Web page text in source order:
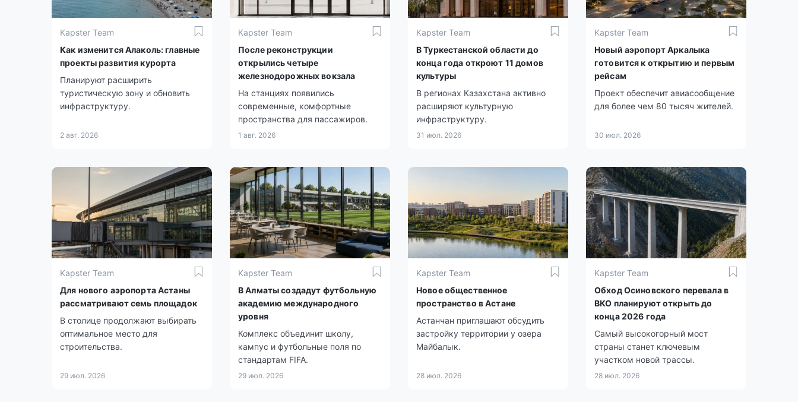
Kapster Team
Как изменится Алаколь: главные
проекты развития курорта
Планируют расширить
туристическую зону и обновить
инфраструктуру.
2 авг. 2026
Kapster Team
После реконструкции
открылись четыре
железнодорожных вокзала
На станциях появились
современные, комфортные
пространства для пассажиров.
1 авг. 2026
Kapster Team
В Туркестанской области до
конца года откроют 11 домов
культуры
В регионах Казахстана активно
расширяют культурную
инфраструктуру.
31 июл. 2026
Kapster Team
Новый аэропорт Аркалыка
готовится к открытию и первым
рейсам
Проект обеспечит авиасообщение
для более чем 80 тысяч жителей.
30 июл. 2026
Kapster Team
Для нового аэропорта Астаны
рассматривают семь площадок
В столице продолжают выбирать
оптимальное место для
строительства.
29 июл. 2026
Kapster Team
В Алматы создадут футбольную
академию международного
уровня
Комплекс объединит школу,
кампус и футбольные поля по
стандартам FIFA.
29 июл. 2026
Kapster Team
Новое общественное
пространство в Астане
Астанчан приглашают обсудить
застройку территории у озера
Майбалык.
28 июл. 2026
Kapster Team
Обход Осиновского перевала в
ВКО планируют открыть до
конца 2026 года
Самый высокогорный мост
страны станет ключевым
участком новой трассы.
28 июл. 2026